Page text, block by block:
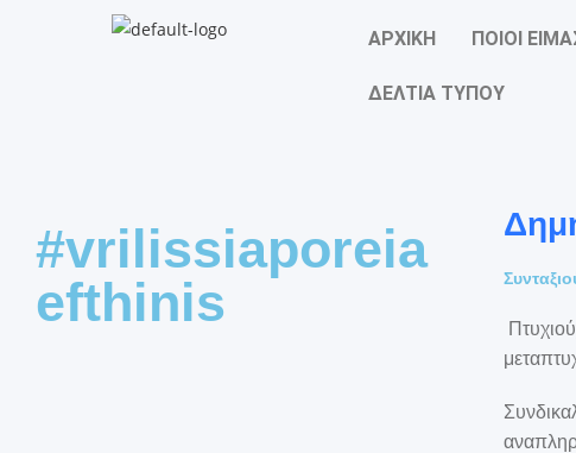
ΑΡΧΙΚΗ ΠΟΙΟΙ
ΔΕΛΤΙΑ ΤΥΠΟΥ
#vrilissiaporeia
efthinis